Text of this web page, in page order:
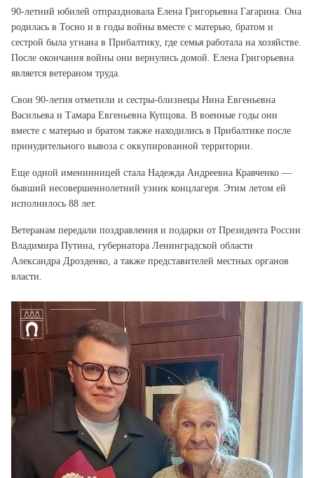
90-летний юбилей отпраздновала Елена Григорьевна Гагарина. Она
родилась в Тосно и в годы войны вместе с матерью, братом и
сестрой была угнана в Прибалтику, где семья работала на хозяйстве.
После окончания войны они вернулись домой. Елена Григорьевна
является ветераном труда.
Свои 90-летия отметили и сестры-близнецы Нина Евгеньевна
Васильева и Тамара Евгеньевна Купцова. В военные годы они
вместе с матерью и братом также находились в Прибалтике после
принудительного вывоза с оккупированной территории.
Еще одной именинницей стала Надежда Андреевна Кравченко —
бывший несовершеннолетний узник концлагеря. Этим летом ей
исполнилось 88 лет.
Ветеранам передали поздравления и подарки от Президента России
Владимира Путина, губернатора Ленинградской области
Александра Дрозденко, а также представителей местных органов
власти.